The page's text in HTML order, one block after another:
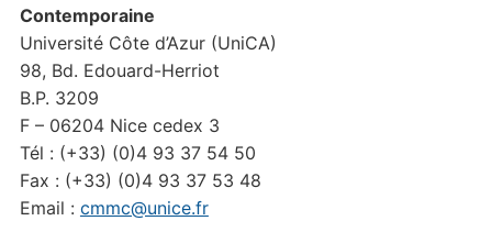
Contemporaine
Université Côte d’Azur (UniCA)
98, Bd. Edouard-Herriot
B.P. 3209
F – 06204 Nice cedex 3
Tél : (+33) (0)4 93 37 54 50
Fax : (+33) (0)4 93 37 53 48
Email : cmmc@unice.fr